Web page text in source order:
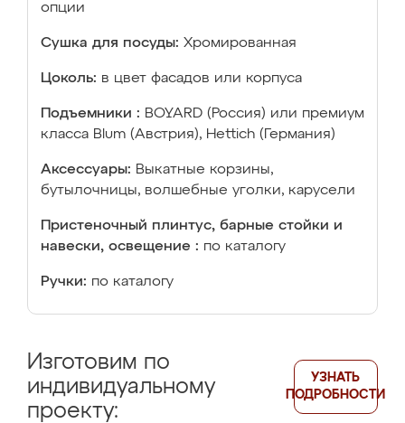
опции
Сушка для посуды: Хромированная
Цоколь: в цвет фасадов или корпуса
Подъемники : BOYARD (Россия) или премиум
класса Blum (Австрия), Hettich (Германия)
Аксессуары: Выкатные корзины,
бутылочницы, волшебные уголки, карусели
Пристеночный плинтус, барные стойки и
навески, освещение : по каталогу
Ручки: по каталогу
Изготовим по
индивидуальному
проекту:
УЗНАТЬ
ПОДРОБНОСТИ